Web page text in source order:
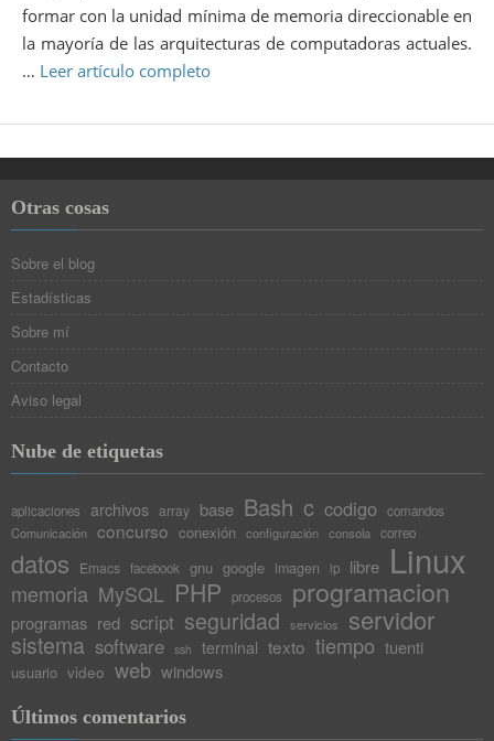
formar con la unidad mínima de memoria direccionable en
la mayoría de las arquitecturas de computadoras actuales.
… Leer artículo completo
Otras cosas
Sobre el blog
Estadísticas
Sobre mí
Contacto
Aviso legal
Nube de etiquetas
aplicaciones archivos array base Bash c codigo
comandos
Comunicación concurso conexión configuración consola correo
datos Emacs facebook gnu google imagen ip libre Linux
memoria MySQL PHP procesos programacion
programas red script seguridad servicios servidor
sistema software ssh terminal texto tiempo tuenti
usuario video web windows
Últimos comentarios